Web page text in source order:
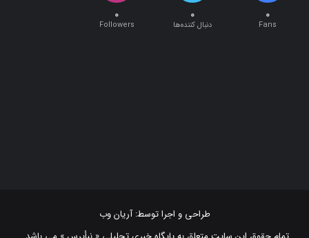
تمام حقوق این سایت متعلق به پایگاه خبری تحلیلی « نبأپرس » می باشد .